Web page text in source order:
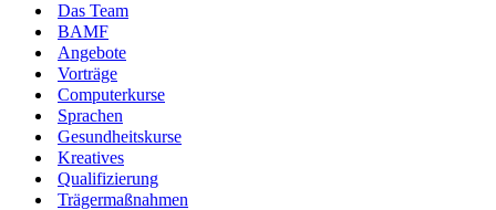
Das Team
BAMF
Angebote
Vorträge
Computerkurse
Sprachen
Gesundheitskurse
Kreatives
Qualifizierung
Trägermaßnahmen